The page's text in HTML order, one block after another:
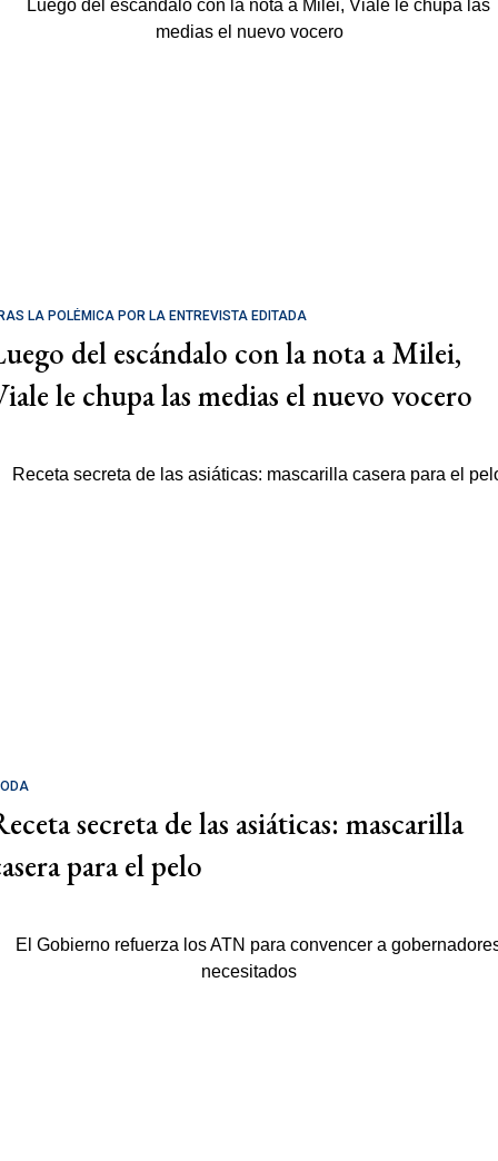
LA POLÉMICA POR LA ENTREVISTA EDITADA
del escándalo con la nota a Milei,
le chupa las medias el nuevo vocero
secreta de las asiáticas: mascarilla
para el pelo